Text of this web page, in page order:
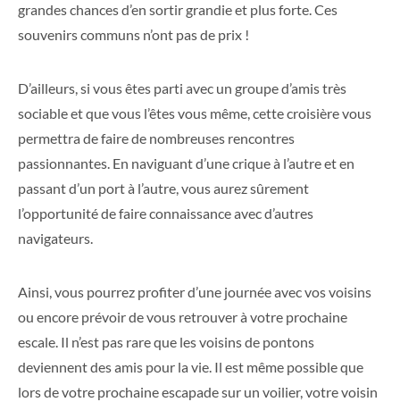
grandes chances d’en sortir grandie et plus forte. Ces
souvenirs communs n’ont pas de prix !
D’ailleurs, si vous êtes parti avec un groupe d’amis très
sociable et que vous l’êtes vous même, cette croisière vous
permettra de faire de nombreuses rencontres
passionnantes. En naviguant d’une crique à l’autre et en
passant d’un port à l’autre, vous aurez sûrement
l’opportunité de faire connaissance avec d’autres
navigateurs.
Ainsi, vous pourrez profiter d’une journée avec vos voisins
ou encore prévoir de vous retrouver à votre prochaine
escale. Il n’est pas rare que les voisins de pontons
deviennent des amis pour la vie. Il est même possible que
lors de votre prochaine escapade sur un voilier, votre voisin